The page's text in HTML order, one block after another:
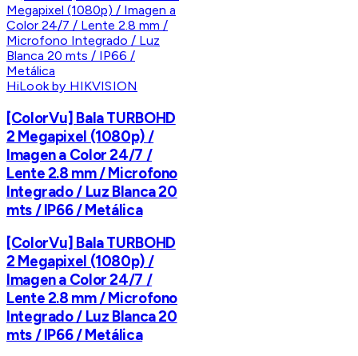
HiLook by HIKVISION
[ColorVu] Bala TURBOHD
2 Megapixel (1080p) /
Imagen a Color 24/7 /
Lente 2.8 mm / Microfono
Integrado / Luz Blanca 20
mts / IP66 / Metálica
[ColorVu] Bala TURBOHD
2 Megapixel (1080p) /
Imagen a Color 24/7 /
Lente 2.8 mm / Microfono
Integrado / Luz Blanca 20
mts / IP66 / Metálica